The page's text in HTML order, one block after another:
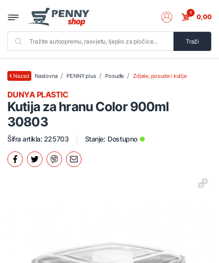
Traži
0 0,00
Nazad Naslovna PENNY plus Posuđe Zdjele, posude i kutije
Kutija za hranu Color 900ml
30803
DUNYA PLASTIC
Šifra artikla: 225703 Stanje: Dostupno